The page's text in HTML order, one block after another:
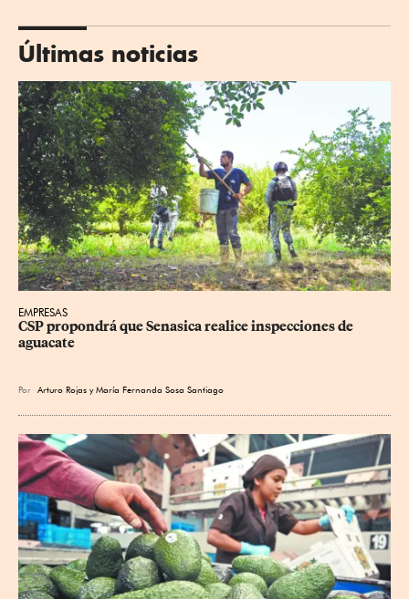
Últimas noticias
EMPRESAS
CSP propondrá que Senasica realice inspecciones de
aguacate
Por Arturo Rojas yMaría Fernanda Sosa Santiago